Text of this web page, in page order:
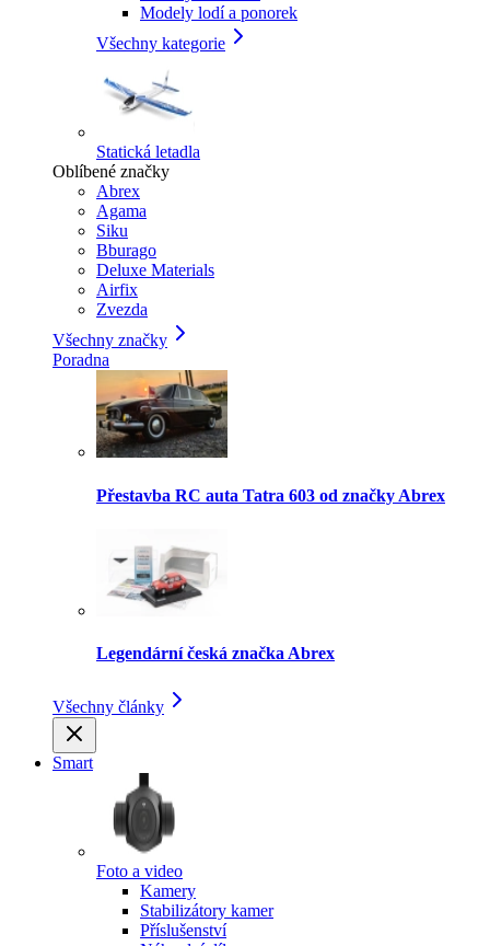
Modely lodí a ponorek
Všechny kategorie
Statická letadla
Oblíbené značky
Abrex
Agama
Siku
Bburago
Deluxe Materials
Airfix
Zvezda
Všechny značky
Poradna
Přestavba RC auta Tatra 603 od značky Abrex
Legendární česká značka Abrex
Všechny články
Smart
Foto a video
Kamery
Stabilizátory kamer
Příslušenství